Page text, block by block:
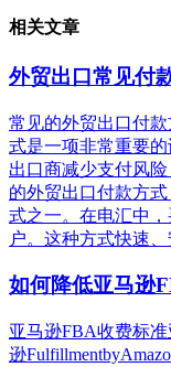
相关文章
外贸出口常见付
常见的外贸出口付
式是一项非常重要
出口商减少支付风
的外贸出口付款方
式之一。在电汇中
户。这种方式快速
如何降低亚马逊
亚马逊FBA收费标
逊